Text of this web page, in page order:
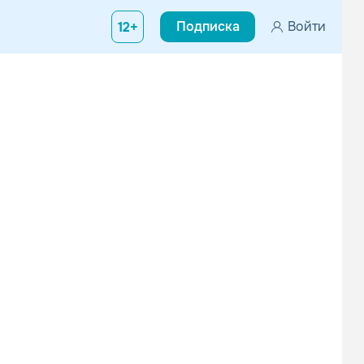
12+ Подписка Войти